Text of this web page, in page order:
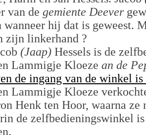
van de gemiente Deever
wanneer hij dat is geweest.
zijn linkerhand ?
(Jaap) Hessels is de
Lammigje Kloeze an de
de ingang van de winkel
Lammigje Kloeze
Henk ten Hoor, waarna ze
de zelfbedieningswinkel